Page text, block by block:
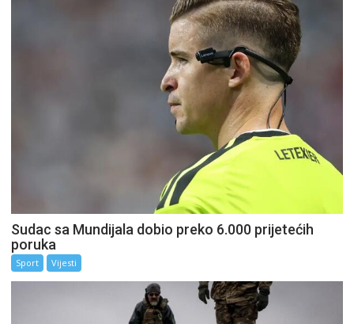
Sudac sa Mundijala dobio preko 6.000 prijetećih
poruka
Sport Vijesti